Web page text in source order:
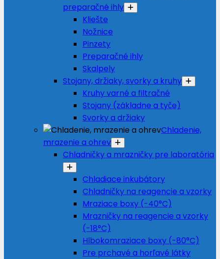
preparačné ihly
Kliešte
Nožnice
Pinzety
Preparačné ihly
Skalpely
Stojany, držiaky, svorky a kruhy
Kruhy varné a filtračné
Stojany (základne a tyče)
Svorky a držiaky
Chladenie,
mrazenie a ohrev
Chladničky a mrazničky pre laboratória
Chladiace inkubátory
Chladničky na reagencie a vzorky
Mraziace boxy (-40°C)
Mrazničky na reagencie a vzorky
(-18°C)
Hlbokomraziace boxy (-80°C)
Pre prchavé a horľavé látky